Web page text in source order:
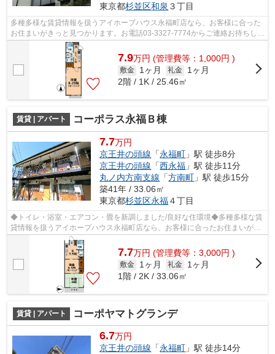
東京都杉並区和泉 ３丁目
多種多様な賃貸情報を扱うアイホープハウス永福町店なら、お客様に合った
お住まいがきっと見つかります。お電話03-3327-7774からご連絡お待ちして
おります。
7.9万円 (管理費等：1,000円 )
敷金 1ヶ月 礼金
1ヶ月
2階 / 1K / 25.46㎡
賃貸 | アパート コーポラス永福Ｂ棟
7.7万円
京王井の頭線 「永福町 」駅 徒歩8分
京王井の頭線 「西永福 」駅 徒歩11分
丸ノ内方南支線 「方南町 」駅 徒歩15分
築41年 / 33.06㎡
東京都杉並区永福４丁目
◆トイレ・浴室・エアコン・畳を新調しました/良好な住環境◆多種多様な賃
貸情報を扱うアイホープハウス永福町店なら、お客様に合ったお住まいがき
っと見つかります。お電話03-3327-7774...
7.7万円 (管理費等：3,000円 )
敷金 1ヶ月 礼金
1ヶ月
1階 / 2K / 33.06㎡
賃貸 | アパート コーポヤマトグランデ
6.7万円
京王井の頭線 「永福町 」駅 徒歩14分